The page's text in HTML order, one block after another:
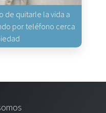
de quitarle la vida a
por teléfono cerca